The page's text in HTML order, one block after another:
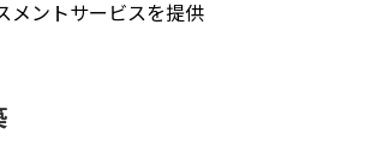
メントサービスを提供